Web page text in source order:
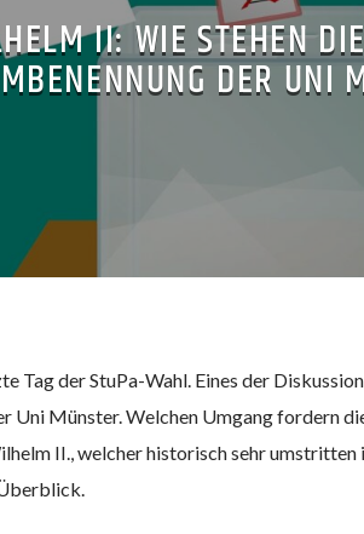
II: WIE STEHEN
DER UNI
Tag der StuPa-Wahl. Eines der
Uni Münster. Welchen Umgang fordern
II., welcher historisch sehr